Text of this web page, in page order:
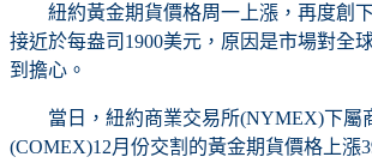
紐約黃金期貨價格周一上漲，再度創下
接近於每盎司1900美元，原因是市場對全
到擔心。
當日，紐約商業交易所(NYMEX)下屬
(COMEX)12月份交割的黃金期貨價格上漲